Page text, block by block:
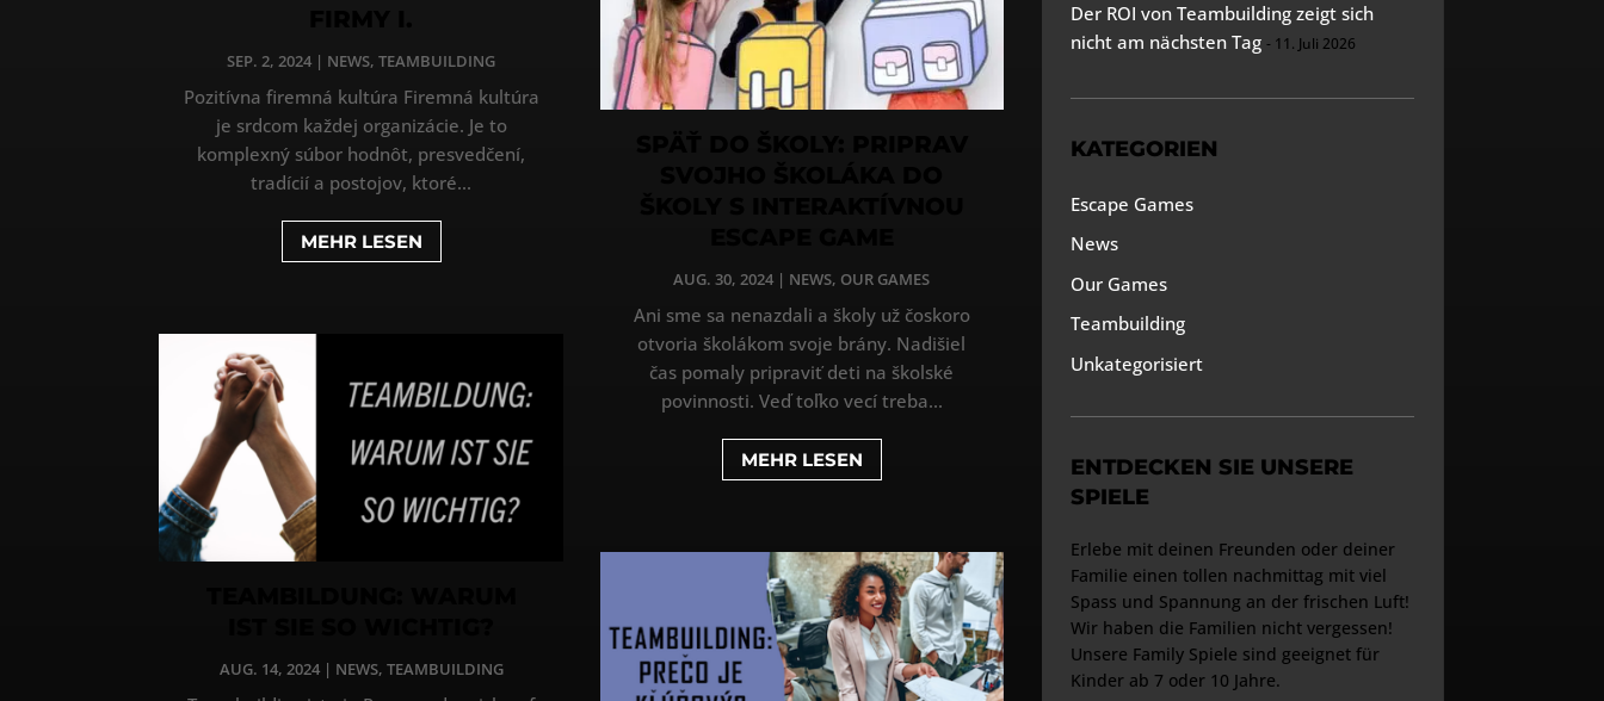
SEP. 2, 2024 | NEWS,TEAMBUILDING
Pozitívna firemná kultúra Firemná kultúra
je srdcom každej organizácie. Je to
komplexný súbor hodnôt, presvedčení,
tradícií a postojov, ktoré...
MEHR LESEN
AUG. 14, 2024| NEWS, TEAMBUILDING
AUG. 30, 2024 | NEWS, OUR GAMES
Ani sme sa nenazdali a školy už čoskoro
otvoria školákom svoje brány. Nadišiel
čas pomaly pripraviť deti na školské
povinnosti. Veď toľko vecí treba...
MEHR LESEN
Der ROI von Teambuilding zeigt sich
nicht am nächsten Tag
11. Juli 2026
KATEGORIEN
Escape Games
News
Our Games
Teambuilding
Unkategorisiert
ENTDECKEN SIE UNSERE
SPIELE
Erlebe mit deinen Freunden oder deiner
Familie einen tollen nachmittag mit viel
Spass und Spannung an der frischen Luft!
Wir haben die Familien nicht vergessen!
Unsere Family Spiele sind geeignet für
Kinder ab 7 oder 10 Jahre.